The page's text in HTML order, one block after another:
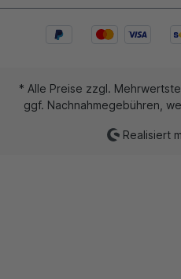
* Alle Preise zzgl.
ggf. Nachnahmegebühren,
Realisiert